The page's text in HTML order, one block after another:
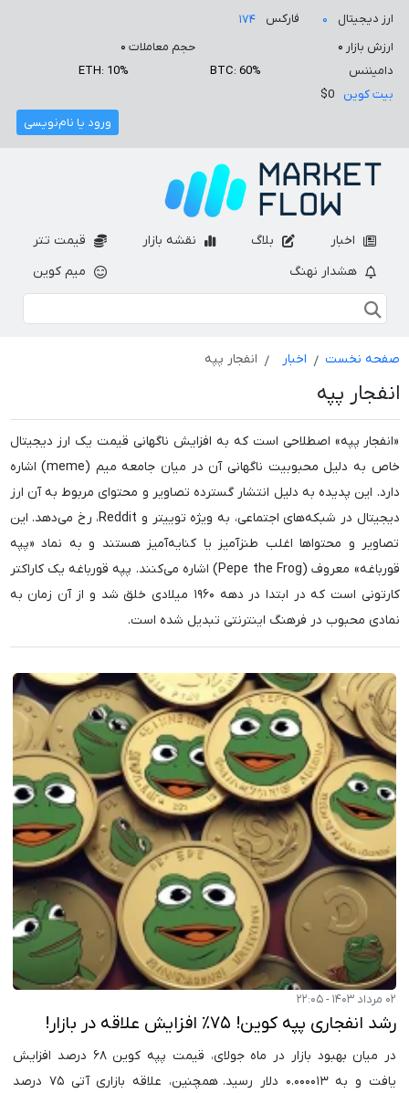
ارز دیجیتال ۰ فارکس
۱۷۴
ارزش بازار ۰ حجم معاملات ۰
دامیننس
BTC: 60%
ETH: 10%
بیت کوین
$0
ورود یا نام‌نویسی
اخبار بلاگ نقشه بازار
قیمت تتر
هشدار نهنگ
میم کوین
صفحه نخست اخبار انفجار پپه
انفجار پپه
«انفجار پپه» اصطلاحی است که به افزایش ناگهانی قیمت یک ارز دیجیتال
خاص به دلیل محبوبیت ناگهانی آن در میان جامعه میم (meme) اشاره
دارد. این پدیده به دلیل انتشار گسترده تصاویر و محتوای مربوط به آن ارز
دیجیتال در شبکه‌های اجتماعی، به ویژه توییتر و Reddit، رخ می‌دهد. این
تصاویر و محتواها اغلب طنزآمیز یا کنایه‌آمیز هستند و به نماد «پپه
قورباغه» معروف (Pepe the Frog) اشاره می‌کنند. پپه قورباغه یک کاراکتر
کارتونی است که در ابتدا در دهه ۱۹۶۰ میلادی خلق شد و از آن زمان به
نمادی محبوب در فرهنگ اینترنتی تبدیل شده است.
۰۲ مرداد ۱۴۰۳ - ۲۲:۰۵
رشد انفجاری پپه کوین! ۷۵٪ افزایش علاقه در بازار!
در میان بهبود بازار در ماه جولای، قیمت پپه کوین ۶۸ درصد افزایش
یافت و به ۰.۰۰۰۰۱۳ دلار رسید. همچنین، علاقه بازاری آتی ۷۵ درصد